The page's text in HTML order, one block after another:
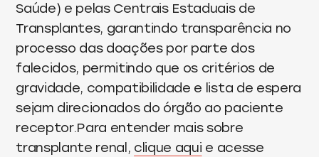
Saúde) e pelas Centrais Estaduais de
Transplantes, garantindo transparência no
processo das doações por parte dos
falecidos, permitindo que os critérios de
gravidade, compatibilidade e lista de espera
sejam direcionados do órgão ao paciente
receptor.Para entender mais sobre
transplante renal, clique aqui e acesse